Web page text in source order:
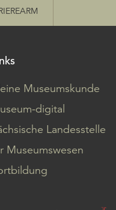
Museumskunde
digital
Landesstelle
Museumswesen